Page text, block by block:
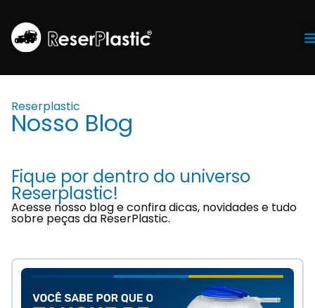
Reserplastic
Nosso Blog
Fique por dentro do universo
Reserplastic!
Acesse nosso blog e confira dicas, novidades e tudo
sobre peças da ReserPlastic.